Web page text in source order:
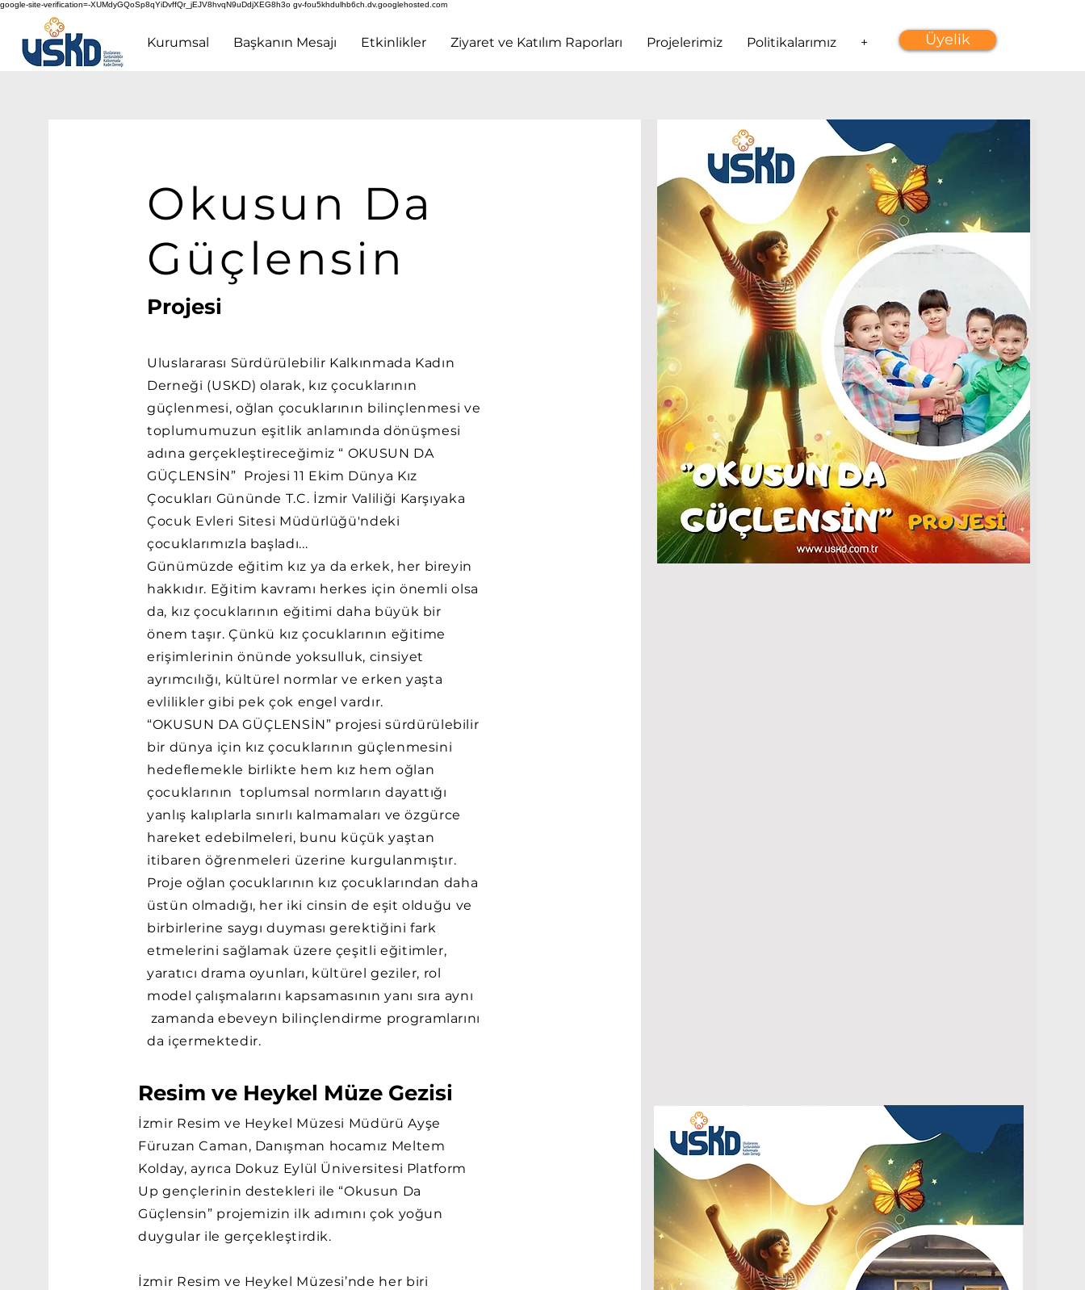
google-site-verification=-XUMdyGQoSp8qYiDvffQr_jEJV8hvqN9uDdjXEG8h3o gv-fou5khdulhb6ch.dv.googlehosted.com
Üyelik
Kurumsal Başkanın Mesajı Etkinlikler Ziyaret ve Katılım Raporları Projelerimiz Politikalarımız +
Okusun Da
Güçlensin
Projesi
Uluslararası Sürdürülebilir Kalkınmada Kadın
Derneği (USKD) olarak, kız çocuklarının
güçlenmesi, oğlan çocuklarının bilinçlenmesi ve
toplumumuzun eşitlik anlamında dönüşmesi
adına gerçekleştireceğimiz “ OKUSUN DA
GÜÇLENSİN” Projesi 11 Ekim Dünya Kız
Çocukları Gününde T.C. İzmir Valiliği Karşıyaka
Çocuk Evleri Sitesi Müdürlüğü'ndeki
çocuklarımızla başladı...
Günümüzde eğitim kız ya da erkek, her bireyin
hakkıdır. Eğitim kavramı herkes için önemli olsa
da, kız çocuklarının eğitimi daha büyük bir
önem taşır. Çünkü kız çocuklarının eğitime
erişimlerinin önünde yoksulluk, cinsiyet
ayrımcılığı, kültürel normlar ve erken yaşta
evlilikler gibi pek çok engel vardır.
“OKUSUN DA GÜÇLENSİN” projesi sürdürülebilir
bir dünya için kız çocuklarının güçlenmesini
hedeflemekle birlikte hem kız hem oğlan
çocuklarının toplumsal normların dayattığı
yanlış kalıplarla sınırlı kalmamaları ve özgürce
hareket edebilmeleri, bunu küçük yaştan
itibaren öğrenmeleri üzerine kurgulanmıştır.
Proje oğlan çocuklarının kız çocuklarından daha
üstün olmadığı, her iki cinsin de eşit olduğu ve
birbirlerine saygı duyması gerektiğini fark
etmelerini sağlamak üzere çeşitli eğitimler,
yaratıcı drama oyunları, kültürel geziler, rol
model çalışmalarını kapsamasının yanı sıra aynı
zamanda ebeveyn bilinçlendirme programlarını
da içermektedir.
Resim ve Heykel Müze Gezisi
İzmir Resim ve Heykel Müzesi Müdürü Ayşe
Füruzan Caman, Danışman hocamız Meltem
Kolday, ayrıca Dokuz Eylül Üniversitesi Platform
Up gençlerinin destekleri ile “Okusun Da
Güçlensin” projemizin ilk adımını çok yoğun
duygular ile gerçekleştirdik.
İzmir Resim ve Heykel Müzesi’nde her biri